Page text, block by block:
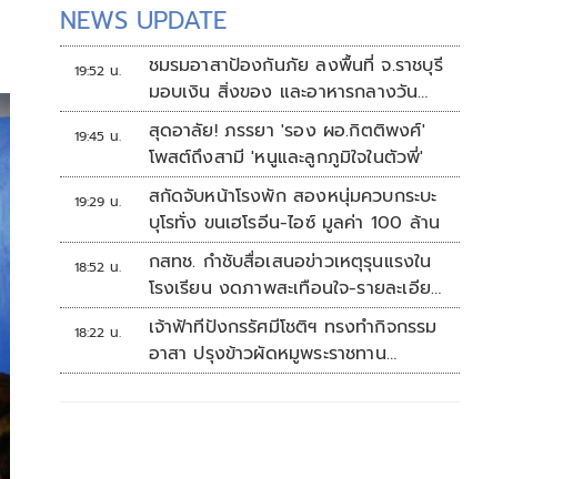
NEWS UPDATE
19:52 น.
ชมรมอาสาป้องกันภัย ลงพื้นที่ จ.ราชบุรี
มอบเงิน สิ่งของ และอาหารกลางวัน
แก่โรงเรียนบ้านหนองน้ำใส
19:45 น.
สุดอาลัย! ภรรยา 'รอง ผอ.กิตติพงศ์'
โพสต์ถึงสามี 'หนูและลูกภูมิใจในตัวพี่'
19:29 น.
สกัดจับหน้าโรงพัก สองหนุ่มควบกระบะ
บุโรทั่ง ขนเฮโรอีน-ไอซ์ มูลค่า 100 ล้าน
18:52 น.
กสทช. กำชับสื่อเสนอข่าวเหตุรุนแรงใน
โรงเรียน งดภาพสะเทือนใจ-รายละเอียด
เสี่ยงเลียนแบบ
18:22 น.
เจ้าฟ้าทีปังกรรัศมีโชติฯ ทรงทำกิจกรรม
อาสา ปรุงข้าวผัดหมูพระราชทาน
ประชาชน